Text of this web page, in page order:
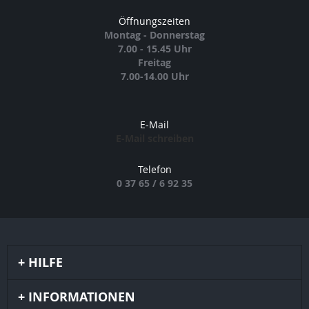
Öffnungszeiten
Montag - Donnerstag
7.00 - 15.45 Uhr
Freitag
7.00-14.00 Uhr
E-Mail
Telefon
0 37 65 / 6 92 35
HILFE
INFORMATIONEN